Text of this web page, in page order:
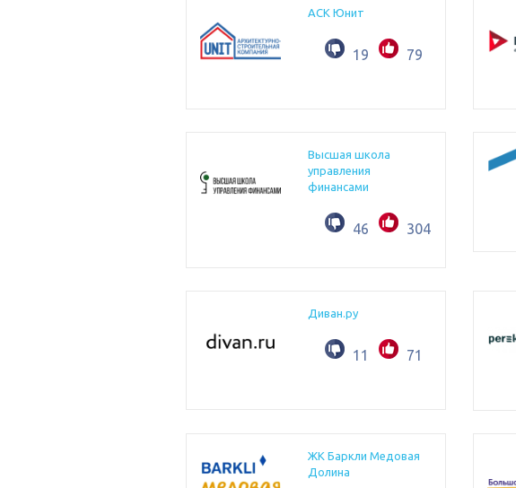
АСК Юнит
19 79
Высшая школа
управления
финансами
46 304
Диван.ру
11 71
ЖК Баркли Медовая
Долина